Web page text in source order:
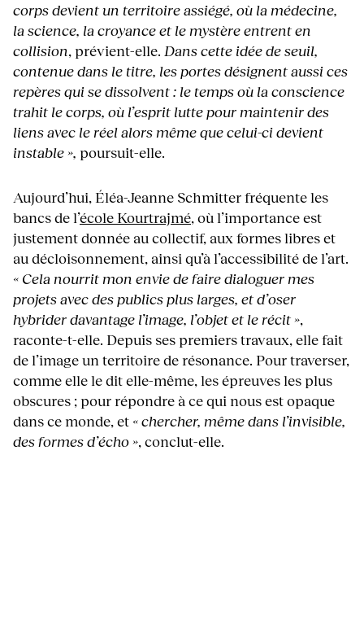
corps devient un territoire assiégé, où la médecine,
la science, la croyance et le mystère entrent en
collision, prévient-elle. Dans cette idée de seuil,
contenue dans le titre, les portes désignent aussi ces
repères qui se dissolvent : le temps où la conscience
trahit le corps, où l’esprit lutte pour maintenir des
liens avec le réel alors même que celui-ci devient
instable », poursuit-elle.
Aujourd’hui, Éléa-Jeanne Schmitter fréquente les
bancs de l’école Kourtrajmé, où l’importance est
justement donnée au collectif, aux formes libres et
au décloisonnement, ainsi qu’à l’accessibilité de l’art.
« Cela nourrit mon envie de faire dialoguer mes
projets avec des publics plus larges, et d’oser
hybrider davantage l’image, l’objet et le récit »,
raconte-t-elle. Depuis ses premiers travaux, elle fait
de l’image un territoire de résonance. Pour traverser,
comme elle le dit elle-même, les épreuves les plus
obscures ; pour répondre à ce qui nous est opaque
dans ce monde, et « chercher, même dans l’invisible,
des formes d’écho », conclut-elle.